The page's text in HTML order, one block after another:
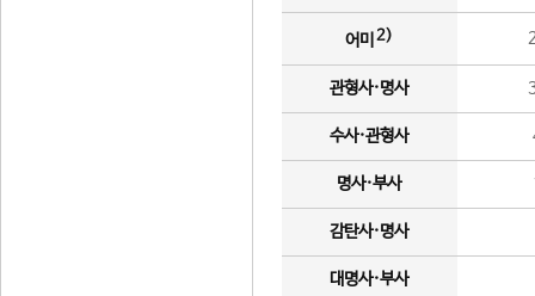
어미 2)
관형사·명사
수사·관형사
명사·부사
감탄사·명사
대명사·부사